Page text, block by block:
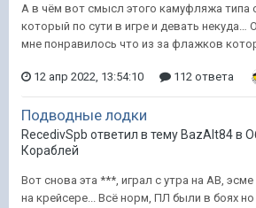
А в чём вот смысл этого камуфляжа типа
который по сути в игре и девать некуда…
мне понравилось что из за флажков
12 апр 2022, 13:54:10 112 ответа
Подводные лодки
RecedivSpb ответил в тему BazAlt84 в
Кораблей
Вот снова эта ***, играл с утра на АВ,
на крейсере... Всё норм, ПЛ были в боях